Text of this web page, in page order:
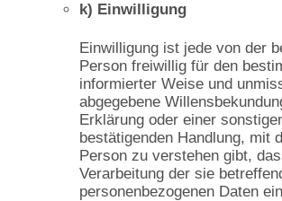
k) Einwilligung
Einwilligung ist jede von der
Person freiwillig für den
informierter Weise und
abgegebene
Erklärung oder einer
bestätigenden Handlung, mit
Person zu verstehen gibt,
Verarbeitung der sie
personenbezogenen Daten